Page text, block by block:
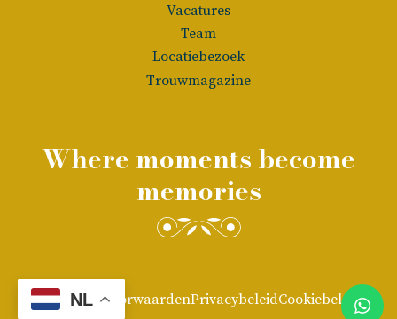
Vacatures
Team
Locatiebezoek
Trouwmagazine
Where moments become
memories
Algemene voorwaardenPrivacybeleidCookiebeleid
NL